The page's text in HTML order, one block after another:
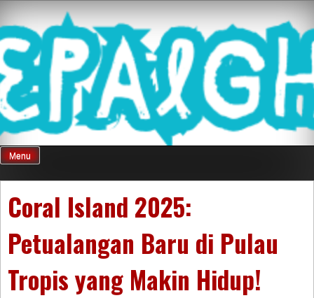
content
Mnepalghopa
Review Game
Terkini Paling
Seluruh Di
Indonesia
Menu
Coral Island 2025:
Petualangan Baru di Pulau
Tropis yang Makin Hidup!